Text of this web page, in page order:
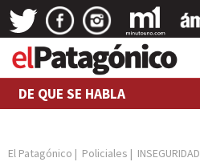
DE QUE SE HABLA
El Patagónico | Policiales | INSEGURIDAD